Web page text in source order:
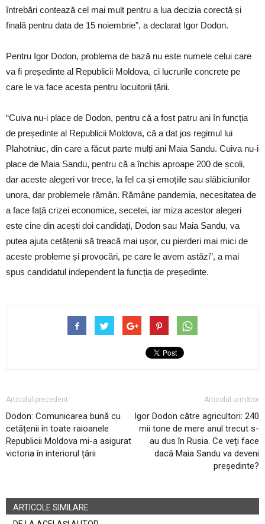
întrebări contează cel mai mult pentru a lua decizia corectă și
finală pentru data de 15 noiembrie”, a declarat Igor Dodon.
Pentru Igor Dodon, problema de bază nu este numele celui care
va fi președinte al Republicii Moldova, ci lucrurile concrete pe
care le va face acesta pentru locuitorii țării.
“Cuiva nu-i place de Dodon, pentru că a fost patru ani în funcția
de președinte al Republicii Moldova, că a dat jos regimul lui
Plahotniuc, din care a făcut parte mulți ani Maia Sandu. Cuiva nu-i
place de Maia Sandu, pentru că a închis aproape 200 de școli,
dar aceste alegeri vor trece, la fel ca și emoțiile sau slăbiciunilor
unora, dar problemele rămân. Rămâne pandemia, necesitatea de
a face față crizei economice, secetei, iar miza acestor alegeri
este cine din acești doi candidați, Dodon sau Maia Sandu, va
putea ajuta cetățenii să treacă mai ușor, cu pierderi mai mici de
aceste probleme și provocări, pe care le avem astăzi”, a mai
spus candidatul independent la funcția de președinte.
Articolul precedent
Dodon: Comunicarea bună cu
cetățenii în toate raioanele
Republicii Moldova mi-a asigurat
victoria în interiorul țării
Articolul următor
Igor Dodon către agricultori: 240
mii tone de mere anul trecut s-
au dus în Rusia. Ce veți face
dacă Maia Sandu va deveni
președinte?
ARTICOLE SIMILARE